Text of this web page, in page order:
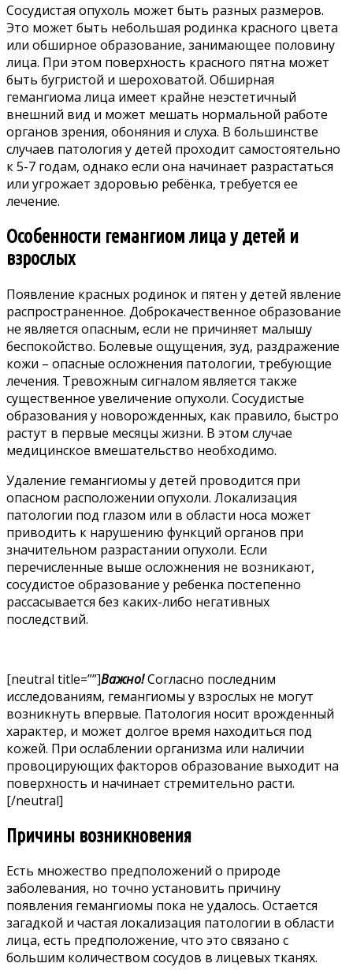
Сосудистая опухоль может быть разных размеров.
Это может быть небольшая родинка красного цвета
или обширное образование, занимающее половину
лица. При этом поверхность красного пятна может
быть бугристой и шероховатой. Обширная
гемангиома лица имеет крайне неэстетичный
внешний вид и может мешать нормальной работе
органов зрения, обоняния и слуха. В большинстве
случаев патология у детей проходит самостоятельно
к 5-7 годам, однако если она начинает разрастаться
или угрожает здоровью ребёнка, требуется ее
лечение.
Особенности гемангиом лица у детей и
взрослых
Появление красных родинок и пятен у детей явление
распространенное. Доброкачественное образование
не является опасным, если не причиняет малышу
беспокойство. Болевые ощущения, зуд, раздражение
кожи – опасные осложнения патологии, требующие
лечения. Тревожным сигналом является также
существенное увеличение опухоли. Сосудистые
образования у новорожденных, как правило, быстро
растут в первые месяцы жизни. В этом случае
медицинское вмешательство необходимо.
Удаление гемангиомы у детей проводится при
опасном расположении опухоли. Локализация
патологии под глазом или в области носа может
приводить к нарушению функций органов при
значительном разрастании опухоли. Если
перечисленные выше осложнения не возникают,
сосудистое образование у ребенка постепенно
рассасывается без каких-либо негативных
последствий.
[neutral title=””]Важно!Согласно последним
исследованиям, гемангиомы у взрослых не могут
возникнуть впервые. Патология носит врожденный
характер, и может долгое время находиться под
кожей. При ослаблении организма или наличии
провоцирующих факторов образование выходит на
поверхность и начинает стремительно расти.
[/neutral]
Причины возникновения
Есть множество предположений о природе
заболевания, но точно установить причину
появления гемангиомы пока не удалось. Остается
загадкой и частая локализация патологии в области
лица, есть предположение, что это связано с
большим количеством сосудов в лицевых тканях.